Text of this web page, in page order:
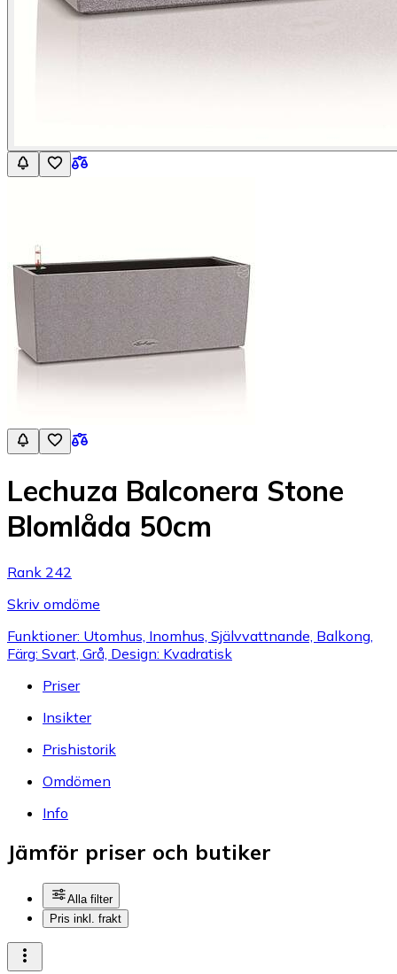
Lechuza Balconera Stone
Blomlåda 50cm
Rank 242
Skriv omdöme
Funktioner: Utomhus, Inomhus, Självvattnande, Balkong,
Färg: Svart, Grå, Design: Kvadratisk
Priser
Insikter
Prishistorik
Omdömen
Info
Jämför priser och butiker
Alla filter
Pris inkl. frakt